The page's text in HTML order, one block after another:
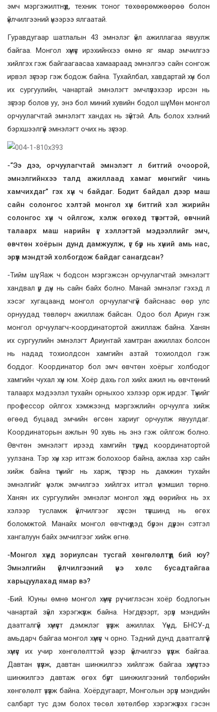
эмч мэргэжилтнүүд, техник тоног төхөөрөмжөөрөө болон
үйлчилгээний үнээрээ ялгаатай.
Гуравдугаар шатлалын 43 эмнэлэг үйл ажиллагаа явуулж
байгаа. Монгол хүмүүс ирэхийнхээ өмнө яг ямар эмчилгээ
хийлгэх гэж байгаагаасаа хамаараад эмнэлгээ сайн сонгож
ирвэл зүгээр гэж бодож байна. Тухайлбал, хавдартай хүн бол
их сургуулийн, чанартай эмнэлэгт эмчлүүлэхээр ирсэн нь
зүгээр болов уу, энэ бол миний хувийн бодол шүү. Мөн монгол
орчуулагчтай эмнэлэгт хандах нь зүйтэй. Аль болох хэлний
бэрхшээлгүй эмнэлэгт очих нь зүгээр.
-“Ээ дээ, орчуулагчтай эмнэлэгт л битгий очоорой,
эмнэлгийнхээ талд ажиллаад хамаг мөнгийг чинь
хамчихдаг” гэх хүн ч байдаг. Бодит байдал дээр маш
сайн солонгос хэлтэй монгол хүн битгий хэл жирийн
солонгос хүн ч ойлгож, хэлж өгөхөд түвэгтэй, өвчний
талаарх маш нарийн үг хэллэгтэй мэдээллийг эмч,
өвчтөн хоёрын дунд дамжуулж, үг бүр нь хүний амь нас,
эрүүл мэндтэй холбогдож байдаг санагдсан?
-Тийм шүү. Яаж ч бодсон мэргэжсэн орчуулагчтай эмнэлэгт
хандвал үр дүн нь сайн байх болно. Манай эмнэлэг гэхэд л
хэсэг хугацаанд монгол орчуулагчгүй байснаас өөр улс
орнуудад төвлөрч ажиллаж байсан. Одоо бол Ариун гэж
монгол орчуулагч-координатортой ажиллаж байна. Ханян
их сургуулийн эмнэлэгт Ариунтай хамтран ажиллах болсон
нь надад тохиолдсон хамгийн азтай тохиолдол гэж
боддог. Координатор бол эмч өвчтөн хоёрыг холбодог
хамгийн чухал хүн юм. Хоёр дахь гол хийх ажил нь өвчтөний
талаарх мэдээлэл тухайн орныхоо хэлээр орж ирдэг. Түүнийг
профессор ойлгох хэмжээнд мэргэжлийн орчуулга хийж
өгөөд буцаад эмчийн өгсөн хариуг орчуулж явуулдаг.
Координаторын ажлын 90 хувь нь энэ гэж ойлгож болно.
Өвчтөн эмнэлэгт ирээд хамгийн түрүүнд координатортой
уулзана. Тэр хүн хэр итгэж болохоор байна, ажлаа хэр сайн
хийж байна түүнийг нь харж, түүгээр нь дамжин тухайн
эмнэлгийг үнэлж эмчилгээ хийлгэх итгэл үнэмшил төрнө.
Ханян их сургуулийн эмнэлэг монгол хүнд өөрийнх нь эх
хэлээр тусламж үйлчилгээг хүссэн түвшинд нь өгөх
боломжтой. Манайх монгол өвчтнүүдэд бүрэн дүүрэн сэтгэл
хангалуун байх эмчилгээг хийж өгнө.
-Монгол хүнд зориулсан тусгай хөнгөлөлтүүд бий юу?
Эмнэлгийн үйлчилгээний үнэ хөлс бусадтайгаа
харьцуулахад ямар вэ?
-Бий. Юуны өмнө монгол хүмүүс рүү чиглэсэн хоёр бодлогын
чанартай зүйл хэрэгжүүлж байна. Нэгдүгээрт, эрүүл мэндийн
даатгалгүй хүмүүст дэмжлэг үзүүлж ажиллах. Үүнд, БНСУ-д
амьдарч байгаа монгол хүмүүс ч орно. Тэдний дунд даатгалгүй
хүмүүс их учир хөнгөлөлттэй үнээр үйлчилгээ үзүүлж байгаа.
Давтан үзүүлж, давтан шинжилгээ хийлгэж байгаа хүмүүстээ
шинжилгээ давтаж өгөх бүрт шинжилгээний төлбөрийн
хөнгөлөлт үзүүлж байна. Хоёрдугаарт, Монголын эрүүл мэндийн
салбарт тус дэм болох төсөл хөтөлбөр хэрэгжүүлэх гэсэн